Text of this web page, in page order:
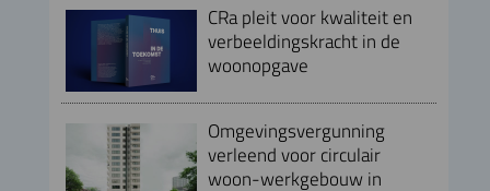
CRa pleit voor kwaliteit en
verbeeldingskracht in de
woonopgave
Omgevingsvergunning
verleend voor circulair
woon-werkgebouw in